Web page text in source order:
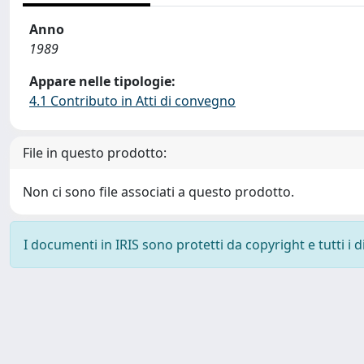
Anno
1989
Appare nelle tipologie:
4.1 Contributo in Atti di convegno
File in questo prodotto:
Non ci sono file associati a questo prodotto.
I documenti in IRIS sono protetti da copyright e tutti i